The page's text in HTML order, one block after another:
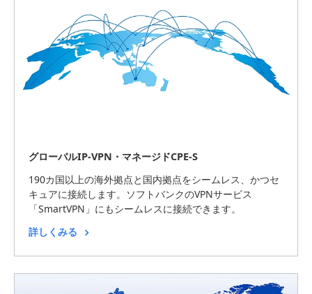
グローバルIP-VPN・マネージドCPE-S
190カ国以上の海外拠点と国内拠点をシームレス、かつセ
キュアに接続します。ソフトバンクのVPNサービス
「SmartVPN」にもシームレスに接続できます。
詳しくみる